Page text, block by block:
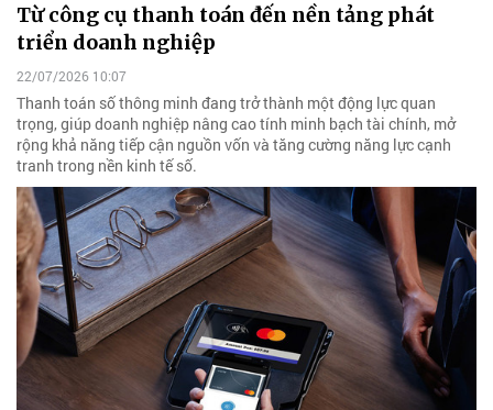
Từ công cụ thanh toán đến nền tảng phát
triển doanh nghiệp
22/07/2026 10:07
Thanh toán số thông minh đang trở thành một động lực quan
trọng, giúp doanh nghiệp nâng cao tính minh bạch tài chính, mở
rộng khả năng tiếp cận nguồn vốn và tăng cường năng lực cạnh
tranh trong nền kinh tế số.